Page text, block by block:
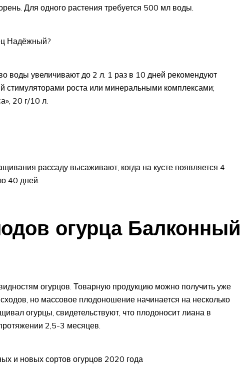
Для одного растения требуется 500 мл воды.
Надёжный?
воды увеличивают до 2 л. 1 раз в 10 дней рекомендуют
стимуляторами роста или минеральными комплексами;
20 г/10 л.
рассаду высаживают, когда на кусте появляется 4
40 дней.
огурца Балконный
огурцов. Товарную продукцию можно получить уже
но массовое плодоношение начинается на несколько
огурцы, свидетельствуют, что плодоносит лиана в
2,5-3 месяцев.
и новых сортов огурцов 2020 года